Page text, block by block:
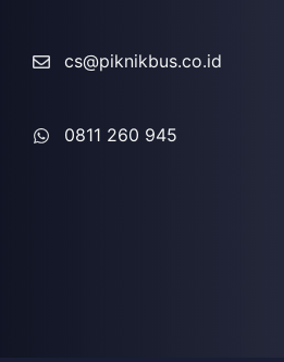
cs@piknikbus.co.id
0811 260 945